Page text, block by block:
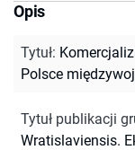
Opis
Tytuł:
Polsce
Tytuł publikacji
Wratislaviensis.